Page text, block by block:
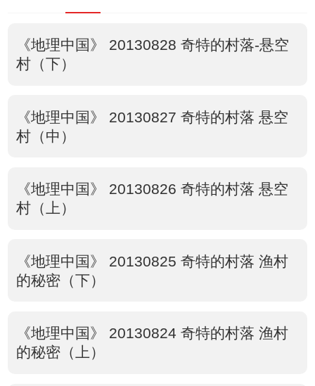
《地理中国》 20130828 奇特的村落-悬空
村（下）
《地理中国》 20130827 奇特的村落 悬空
村（中）
《地理中国》 20130826 奇特的村落 悬空
村（上）
《地理中国》 20130825 奇特的村落 渔村
的秘密（下）
《地理中国》 20130824 奇特的村落 渔村
的秘密（上）